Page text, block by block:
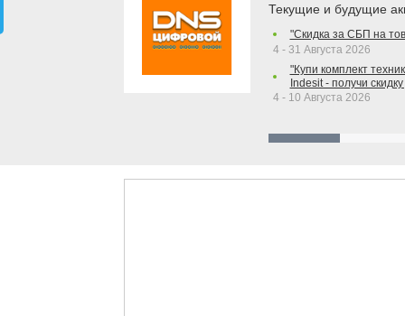
Текущие и будущие
"Скидка за СБП на
4 - 31 Августа 2026
"Купи комплект
Indesit - получи
4 - 10 Августа 2026